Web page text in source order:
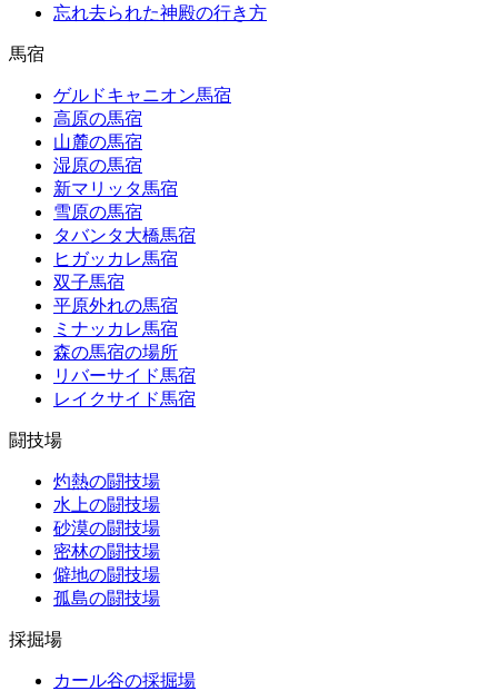
忘れ去られた神殿の行き方
馬宿
ゲルドキャニオン馬宿
高原の馬宿
山麓の馬宿
湿原の馬宿
新マリッタ馬宿
雪原の馬宿
タバンタ大橋馬宿
ヒガッカレ馬宿
双子馬宿
平原外れの馬宿
ミナッカレ馬宿
森の馬宿の場所
リバーサイド馬宿
レイクサイド馬宿
闘技場
灼熱の闘技場
水上の闘技場
砂漠の闘技場
密林の闘技場
僻地の闘技場
孤島の闘技場
採掘場
カール谷の採掘場